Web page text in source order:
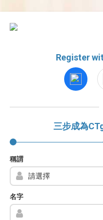
Register
三步成為
稱謂
名字